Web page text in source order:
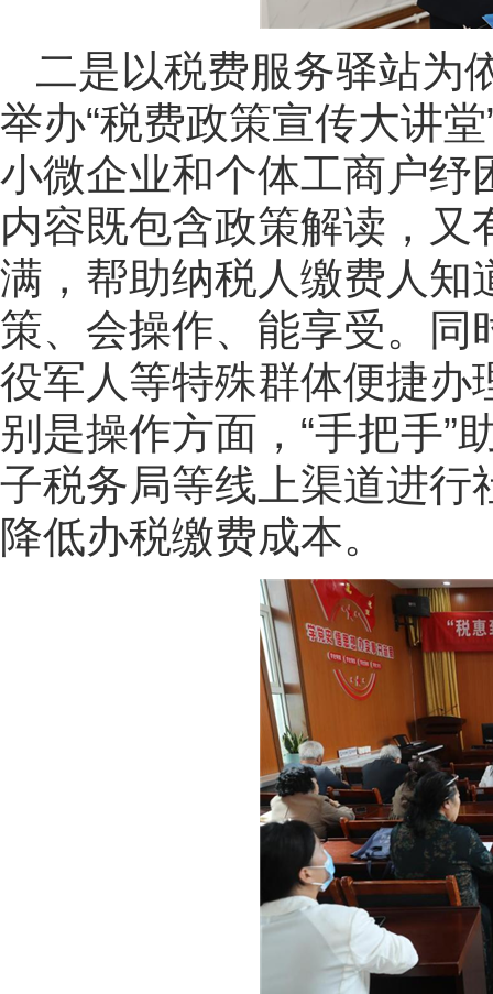
二是以税费服务驿站为
举办“税费政策宣传大讲
小微企业和个体工商户纾
内容既包含政策解读，
满，帮助纳税人缴费人知
策、会操作、能享受。同
役军人等特殊群体便捷办
别是操作方面，“手把手”
子税务局等线上渠道进行
降低办税缴费成本。